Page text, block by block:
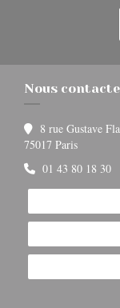
Nous
8 rue Gustave
75017 Paris((ouvre
01 43 80 18 30